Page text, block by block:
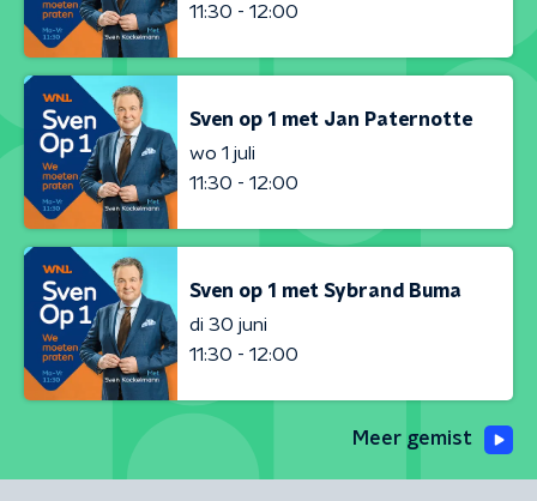
11:30 - 12:00
Sven op 1 met Jan Paternotte
wo 1 juli
11:30 - 12:00
Sven op 1 met Sybrand Buma
di 30 juni
11:30 - 12:00
Meer gemist